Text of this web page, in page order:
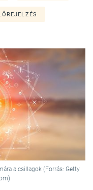
a csillagok (Forrás: Getty